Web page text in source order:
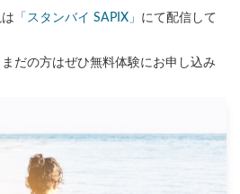
「スタンバイ SAPIX」 にて配信して
だの方はぜひ無料体験にお申し込み